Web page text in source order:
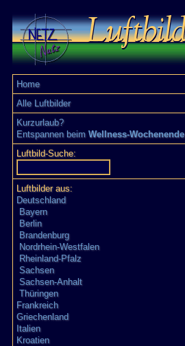
Home
Alle Luftbilder
Kurzurlaub?
Entspannen beim Wellness-Wochenende
Luftbild-Suche:
Luftbilder aus:
Deutschland
Bayern
Berlin
Brandenburg
Nordrhein-Westfalen
Rheinland-Pfalz
Sachsen
Sachsen-Anhalt
Thüringen
Frankreich
Griechenland
Italien
Kroatien